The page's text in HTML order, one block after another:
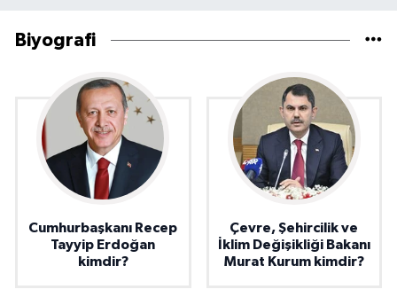
Biyografi
Cumhurbaşkanı Recep
Tayyip Erdoğan
kimdir?
Çevre, Şehircilik ve
İklim Değişikliği Bakanı
Murat Kurum kimdir?